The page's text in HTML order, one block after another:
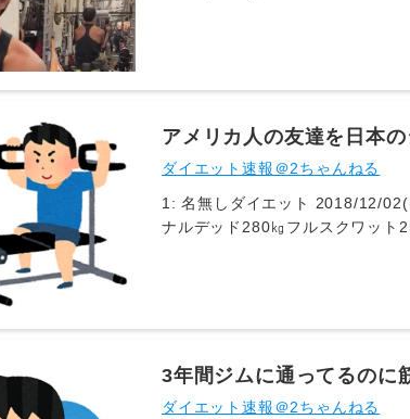
アメリカ人の友達を日本
ダイエット速報＠2ちゃんねる
1: 名無しダイエット 2018/12/02(日)03:38:39 ID:Zk2 バーベル触るのはじめてやったらしいがいきなりコンベンショ
ナルデッド280㎏フルスクワット
3年間ジムに通ってるのに
ダイエット速報＠2ちゃんねる